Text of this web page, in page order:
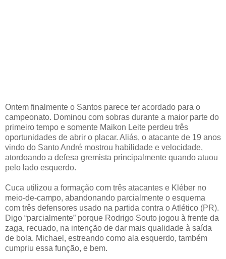
Ontem finalmente o Santos parece ter acordado para o
campeonato. Dominou com sobras durante a maior parte do
primeiro tempo e somente Maikon Leite perdeu três
oportunidades de abrir o placar. Aliás, o atacante de 19 anos
vindo do Santo André mostrou habilidade e velocidade,
atordoando a defesa gremista principalmente quando atuou
pelo lado esquerdo.
Cuca utilizou a formação com três atacantes e Kléber no
meio-de-campo, abandonando parcialmente o esquema
com três defensores usado na partida contra o Atlético (PR).
Digo “parcialmente” porque Rodrigo Souto jogou à frente da
zaga, recuado, na intenção de dar mais qualidade à saída
de bola. Michael, estreando como ala esquerdo, também
cumpriu essa função, e bem.